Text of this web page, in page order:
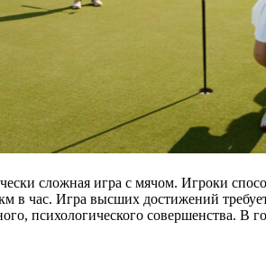
сложная игра с мячом. Игроки
в час. Игра высших достижений
психологического совершенства. В